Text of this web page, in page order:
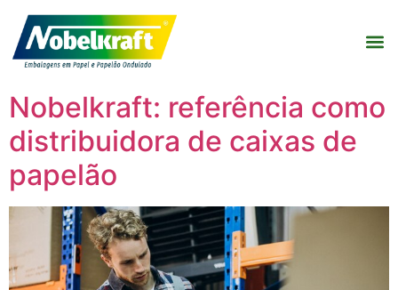
Nobelkraft: referência como
distribuidora de caixas de
papelão